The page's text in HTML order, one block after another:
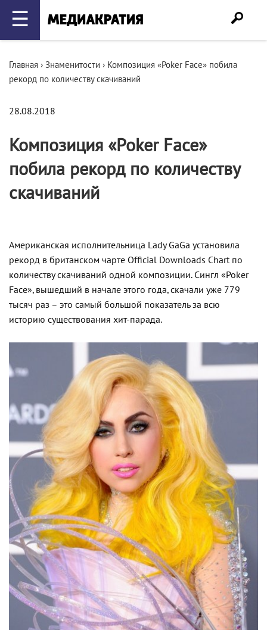
☰
Главная › Знаменитости › Композиция «Poker Face» побила
рекорд по количеству скачиваний
28.08.2018
Композиция «Poker Face»
побила рекорд по количеству
скачиваний
Американская исполнительница Lady GaGa установила
рекорд в британском чарте Official Downloads Chart по
количеству скачиваний одной композиции. Сингл «Poker
Face», вышедший в начале этого года, скачали уже 779
тысяч раз – это самый большой показатель за всю
историю существования хит-парада.